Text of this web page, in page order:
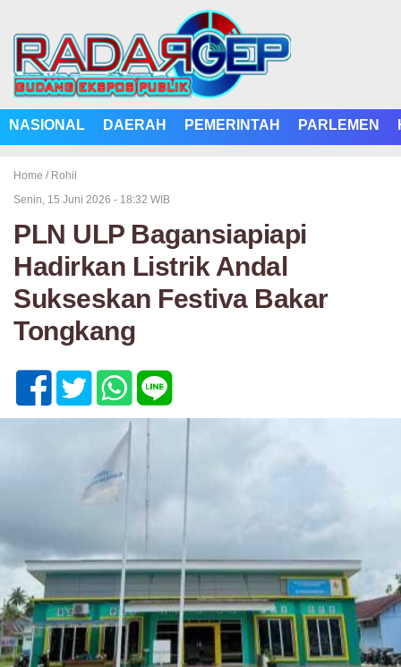
NASIONAL DAERAH PEMERINTAH PARLEMEN
Home / Rohil
Senin, 15 Juni 2026 - 18:32 WIB
PLN ULP Bagansiapiapi
Hadirkan Listrik Andal
Sukseskan Festiva Bakar
Tongkang